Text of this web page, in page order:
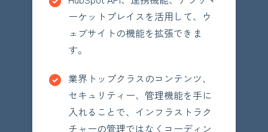
ーケットプレイスを活用して、ウ
ェブサイトの機能を拡張できま
す。
業界トップクラスのコンテンツ、
セキュリティー、管理機能を手に
入れることで、インフラストラク
チャーの管理ではなくコーディン